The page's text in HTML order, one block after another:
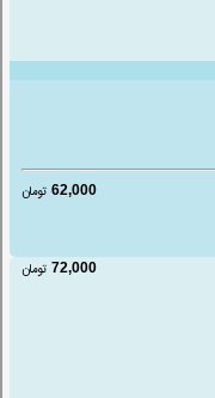
62,000 تومان
72,000 تومان